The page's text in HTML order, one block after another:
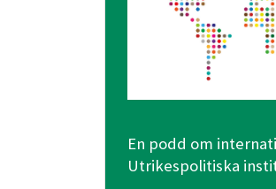
En podd om
Utrikespolitiska